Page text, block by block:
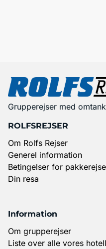
Grupperejser med
ROLFSREJSER
Om Rolfs Rejser
Generel information
Betingelser for
Din resa
Information
Om grupperejser
Liste over alle vores